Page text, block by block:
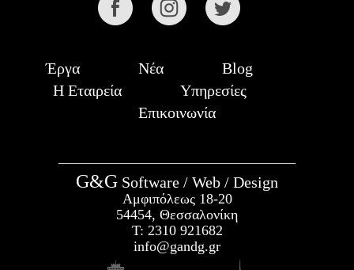
Έργα Νέα
Blog
Η Εταιρεία
Υπηρεσίες
Επικοινωνία
G&G Software / Web / Design
Αμφιπόλεως 18-20
54454, Θεσσαλονίκη
Τ: 2310 921682
info@gandg.gr